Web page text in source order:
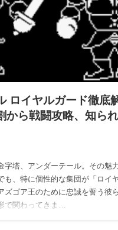
ロイヤルガード徹底
から戦闘攻略、知ら
字塔、アンダーテール。その魅
も、特に個性的な集団が「ロイ
ズゴア王のために忠誠を誓う彼
で関わってきま…